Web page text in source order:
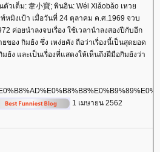
ตัวเต็ม: 韋小寶; พินอิน: Wéi Xiǎobǎo เหว
หมิงเป้า เมื่อวันที่ 24 ตุลาคม ค.ศ.1969 จวบ
ค่อยนำลงจบเรื่อง ใช้เวลานำลงสองปีกับอีก
ของ กิมย้ง ซึ่ง เหง่ยคัง ถือว่าเรื่องนี้เป็นสุดยอด
ง และเป็นเรื่องที่แสดงให้เห็นถึงฝีมือกิมย้งว่า
1 เมษายน 2562